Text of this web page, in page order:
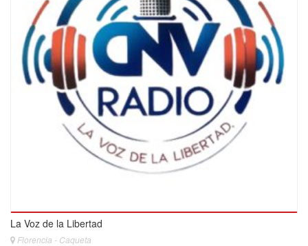
La Voz de la Libertad
Florencia - Caqueta